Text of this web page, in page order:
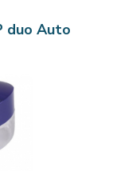
duo Auto